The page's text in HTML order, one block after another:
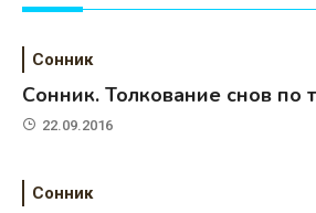
Сонник
Сонник. Толкование снов по
22.09.2016
Сонник